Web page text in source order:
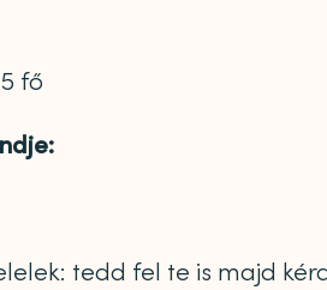
fő
tedd fel te is majd